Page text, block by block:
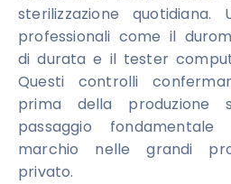
sterilizzazione quotidiana.
professionali come il
di durata e il tester
Questi controlli
prima della produzione
passaggio
marchio nelle grandi
privato.